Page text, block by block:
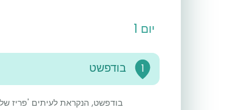
יום 1
1 בודפשט
בודפשט, הנקראת לעיתים 'פריז של